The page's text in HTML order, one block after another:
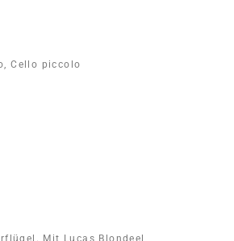
Cello piccolo
Mit Lucas Blondeel